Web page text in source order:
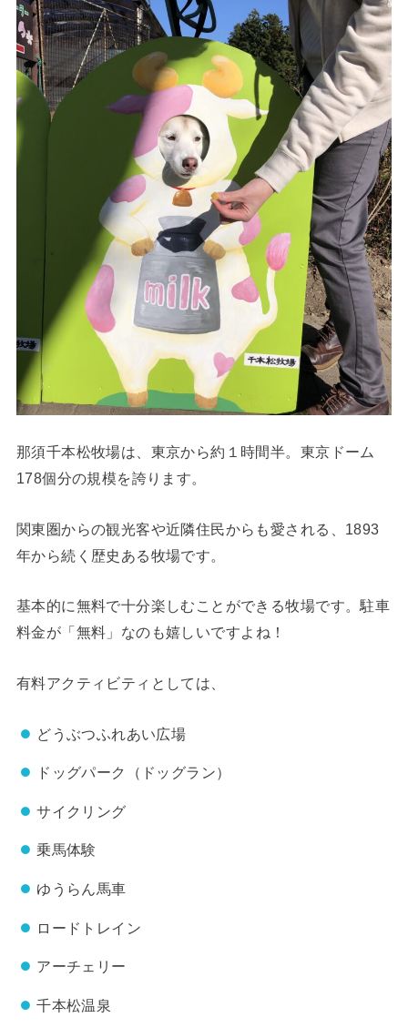
那須千本松牧場は、東京から約１時間半。東京ドーム
178個分の規模を誇ります。
関東圏からの観光客や近隣住民からも愛される、1893
年から続く歴史ある牧場です。
基本的に無料で十分楽しむことができる牧場です。駐車
料金が 「無料」 なのも嬉しいですよね！
有料アクティビティとしては、
どうぶつふれあい広場
ドッグパーク（ドッグラン）
サイクリング
乗馬体験
ゆうらん馬車
ロードトレイン
アーチェリー
千本松温泉